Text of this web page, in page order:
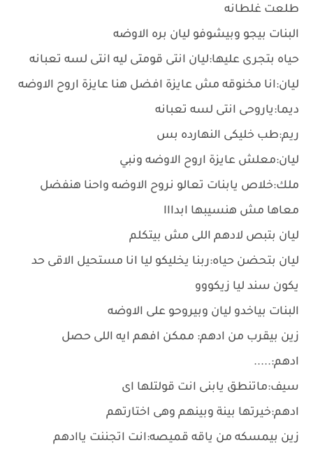
طلعت غلطانه
البنات بيجو وبيشوفو ليان بره الاوضه
حياه بتجرى عليها:ليان انتى قومتى ليه انتى لسه تعبانه
ليان:انا مخنوقه مش عايزة افضل هنا عايزة اروح الاوضه
ديما:ياروحى انتى لسه تعبانه
ريم:طب خليكى النهارده بس
ليان:معلش عايزة اروح الاوضه ونبي
ملك:خلاص يابنات تعالو نروح الاوضه واحنا هنفضل
معاها مش هنسيبها ابدااا
ليان بتبص لادهم اللى مش بيتكلم
ليان بتحضن حياه:ربنا يخليكو ليا انا مستحيل الاقى حد
يكون سند ليا زيكووو
البنات بياخدو ليان وبيروحو على الاوضه
زين بيقرب من ادهم: ممكن افهم ايه اللى حصل
ادهم:.....
سيف:ماتنطق يابنى انت قولتلها اى
ادهم:خيرتها بينة وبينهم وهى اختارتهم
زين بيمسكه من ياقه قميصه:انت اتجننت ياادهم